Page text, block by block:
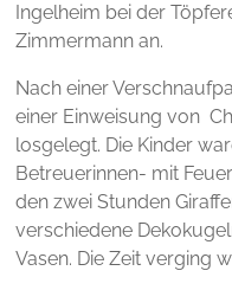
Ingelheim bei der
Zimmermann an.
Nach einer
einer Einweisung von
losgelegt. Die Kinder
Betreuerinnen- mit
den zwei Stunden
verschiedene
Vasen. Die Zeit verging